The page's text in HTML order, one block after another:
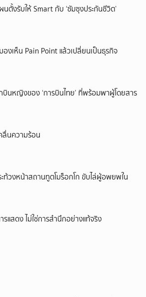
นตั้งรับให้ Smart กับ ‘ซัมซุงประกันชีวิต’
งเห็น Pain Point แล้วเปลี่ยนเป็นธุรกิจ
นหญิงของ ‘การบินไทย’ ที่พร้อมพาผู้โดยสาร
ลื่นความร้อน
ท้วงหน้าสถานทูตโมร็อกโก ขับไล่ผู้อพยพใน
แสดง ไม่ใช่การสำนึกอย่างแท้จริง